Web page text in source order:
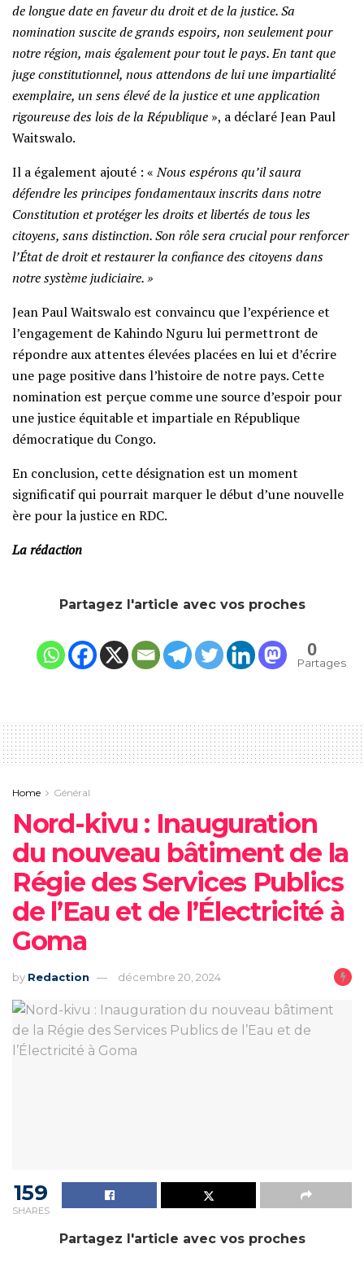
de longue date en faveur du droit et de la justice. Sa
nomination suscite de grands espoirs, non seulement pour
notre région, mais également pour tout le pays. En tant que
juge constitutionnel, nous attendons de lui une impartialité
exemplaire, un sens élevé de la justice et une application
rigoureuse des lois de la République », a déclaré Jean Paul
Waitswalo.
Il a également ajouté : «Nous espérons qu’il saura
défendre les principes fondamentaux inscrits dans notre
Constitution et protéger les droits et libertés de tous les
citoyens, sans distinction. Son rôle sera crucial pour renforcer
l’État de droit et restaurer la confiance des citoyens dans
notre système judiciaire. »
Jean Paul Waitswalo est convaincu que l’expérience et
l’engagement de Kahindo Nguru lui permettront de
répondre aux attentes élevées placées en lui et d’écrire
une page positive dans l’histoire de notre pays. Cette
nomination est perçue comme une source d’espoir pour
une justice équitable et impartiale en République
démocratique du Congo.
En conclusion, cette désignation est un moment
significatif qui pourrait marquer le début d’une nouvelle
ère pour la justice en RDC.
La rédaction
Partagez l'article avec vos proches
0
Partages
Home Général
Nord-kivu : Inauguration
du nouveau bâtiment de la
Régie des Services Publics
de l’Eau et de l’Électricité à
Goma
by Redaction décembre 20, 2024
159
SHARES
Partagez l'article avec vos proches